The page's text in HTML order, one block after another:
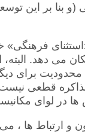
بنا بر این
فرهنگی»
دهد. البته،
برای
قطعی
لوای
و ارتباط ها ،